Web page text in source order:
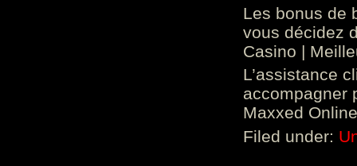
Les bonus de
vous décidez
Casino |
L’assistance
accompagner
Maxxed
Filed under: